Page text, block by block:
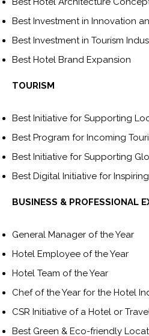
Best Investment in Innovation
Best Investment in Tourism
Best Hotel Brand Expansion
TOURISM
Best Initiative for Supporting
Best Program for Incoming
Best Initiative for Supporting
Best Digital Initiative for
BUSINESS & PROFESSIONAL
General Manager of the Year
Hotel Employee of the Year
Hotel Team of the Year
Chef of the Year for the Hotel
CSR Initiative of a Hotel or
Best Green & Eco-friendly